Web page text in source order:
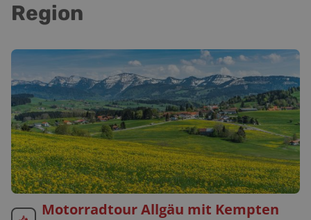
Region
Motorradtour Allgäu mit Kempten